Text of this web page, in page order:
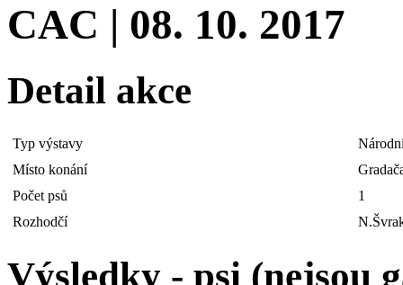
CAC | 08. 10. 2017
Detail akce
Typ výstavy
Místo konání
Počet psů
1
Rozhodčí
Výsledky - psi (nejsou